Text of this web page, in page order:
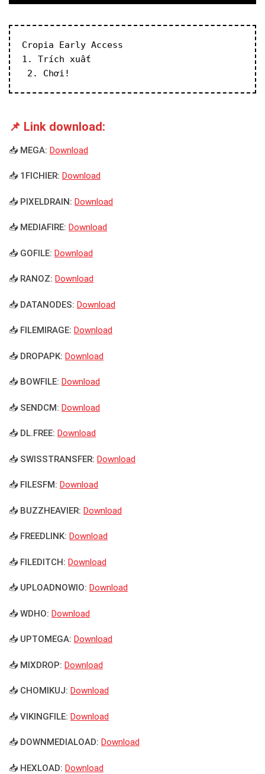
Cropia Early Access
1. Trích xuất
2. Chơi!
📌 Link download:
📥 MEGA: Download
📥 1FICHIER: Download
📥 PIXELDRAIN: Download
📥 MEDIAFIRE: Download
📥 GOFILE: Download
📥 RANOZ: Download
📥 DATANODES: Download
📥 FILEMIRAGE: Download
📥 DROPAPK: Download
📥 BOWFILE: Download
📥 SENDCM: Download
📥 DL.FREE: Download
📥 SWISSTRANSFER: Download
📥 FILESFM: Download
📥 BUZZHEAVIER: Download
📥 FREEDLINK: Download
📥 FILEDITCH: Download
📥 UPLOADNOWIO: Download
📥 WDHO: Download
📥 UPTOMEGA: Download
📥 MIXDROP: Download
📥 CHOMIKUJ: Download
📥 VIKINGFILE: Download
📥 DOWNMEDIALOAD: Download
📥 HEXLOAD: Download